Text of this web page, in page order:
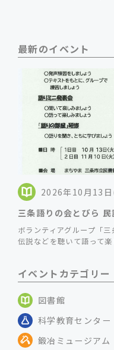
最新のイベント
2026年10月13
三条語りの会とびら
ボランティアグループ「
伝説などを聴いて語って楽
イベントカテゴリー
図書館
科学教育センター
鍛冶ミュージアム